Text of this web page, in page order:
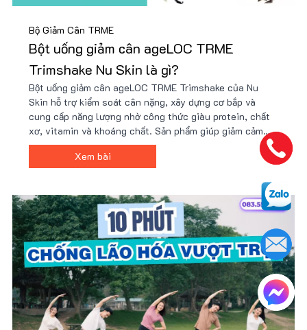
Bộ Giảm Cân TRME
Bột uống giảm cân ageLOC TRME
Trimshake Nu Skin là gì?
Bột uống giảm cân ageLOC TRME Trimshake của Nu
Skin hỗ trợ kiểm soát cân nặng, xây dựng cơ bắp và
cung cấp năng lượng nhờ công thức giàu protein, chất
xơ, vitamin và khoáng chất. Sản phẩm giúp giảm cảm
giác thèm ăn, tăng cường trao đổi chất và phù hợp với
người bận rộn hoặc tập luyện. Giá tốt tại Nu88!
Xem bài